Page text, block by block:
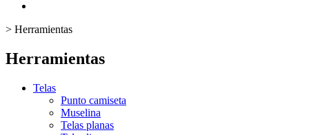
> Herramientas
Herramientas
Telas
Punto camiseta
Muselina
Telas planas